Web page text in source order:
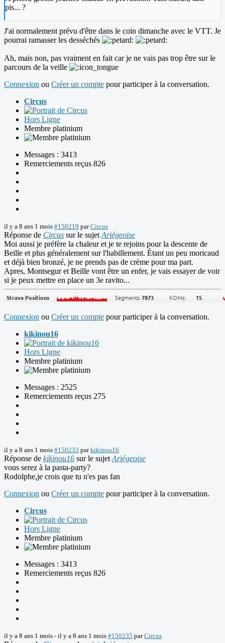
pis... ?
J'ai normalement prévu d'être dans le coin dimanche avec le VTT. Je
pourrai ramasser les desséchés
Ah, mais non, pas vraiment en fait car je ne vais pas trop être sur le
parcours de la veille
Connexion ou Créer un compte pour participer à la conversation.
Circus
Hors Ligne
Membre platinium
Messages : 3413
Remerciements reçus 826
il y a 8 ans 1 mois #150219 parCircus
Réponse de Circus sur le sujet Ariégeoise
Moi aussi je préfère la chaleur et je te rejoins pour la descente de
Beille et plus généralement sur l'habillement. Étant un peu moricaud
et déjà bien bronzé, je ne prends pas de crème pour ma part.
Apres, Montsegur et Beille vont être un enfer, je vais essayer de voir
si je peux mettre en place un 3e ravito...
Connexion ou Créer un compte pour participer à la conversation.
kikinou16
Hors Ligne
Membre platinium
Messages : 2525
Remerciements reçus 275
il y a 8 ans 1 mois #150233 parkikinou16
Réponse de kikinou16 sur le sujet Ariégeoise
vous serez à la pasta-party?
Rodolphe,je crois que tu n'es pas fan
Connexion ou Créer un compte pour participer à la conversation.
Circus
Hors Ligne
Membre platinium
Messages : 3413
Remerciements reçus 826
il y a 8 ans 1 mois - il y a 8 ans 1 mois #150235 parCircus